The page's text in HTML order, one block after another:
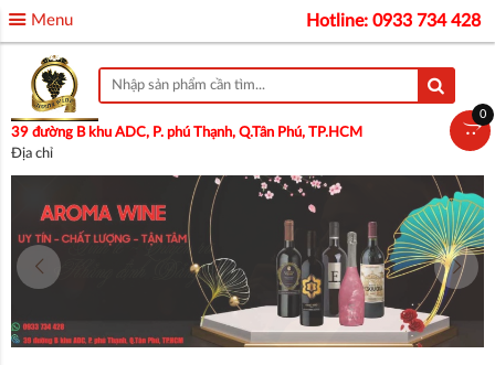
Menu Hotline: 0933 734 428
39 đường B khu ADC, P. phú Thạnh, Q.Tân Phú, TP.HCM
Địa chỉ
0